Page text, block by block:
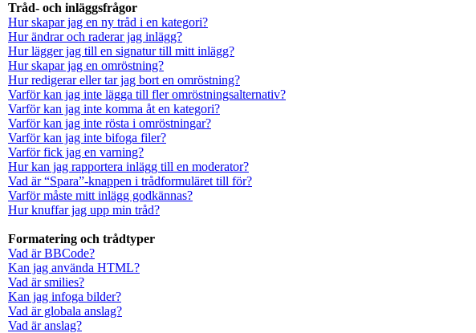
Tråd- och inläggsfrågor
Hur skapar jag en ny tråd i en kategori?
Hur ändrar och raderar jag inlägg?
Hur lägger jag till en signatur till mitt inlägg?
Hur skapar jag en omröstning?
Hur redigerar eller tar jag bort en omröstning?
Varför kan jag inte lägga till fler omröstningsalternativ?
Varför kan jag inte komma åt en kategori?
Varför kan jag inte rösta i omröstningar?
Varför kan jag inte bifoga filer?
Varför fick jag en varning?
Hur kan jag rapportera inlägg till en moderator?
Vad är “Spara”-knappen i trådformuläret till för?
Varför måste mitt inlägg godkännas?
Hur knuffar jag upp min tråd?
Formatering och trådtyper
Vad är BBCode?
Kan jag använda HTML?
Vad är smilies?
Kan jag infoga bilder?
Vad är globala anslag?
Vad är anslag?